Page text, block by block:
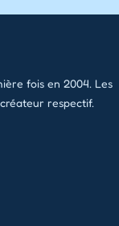
fois en 2004. Les
respectif.